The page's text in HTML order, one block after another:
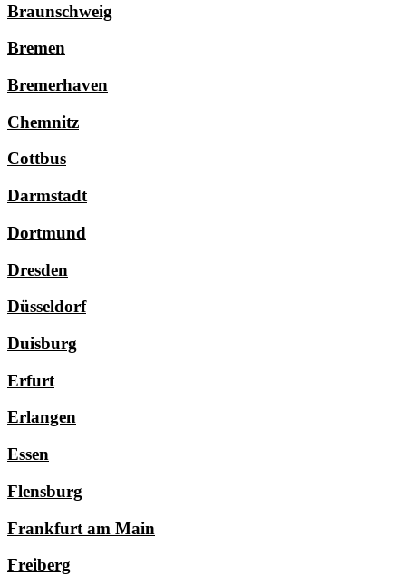
Braunschweig
Bremen
Bremerhaven
Chemnitz
Cottbus
Darmstadt
Dortmund
Dresden
Düsseldorf
Duisburg
Erfurt
Erlangen
Essen
Flensburg
Frankfurt am Main
Freiberg